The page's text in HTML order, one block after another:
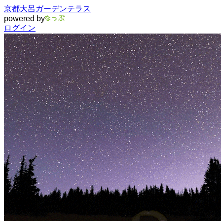
京都大呂ガーデンテラス
powered by
ログイン